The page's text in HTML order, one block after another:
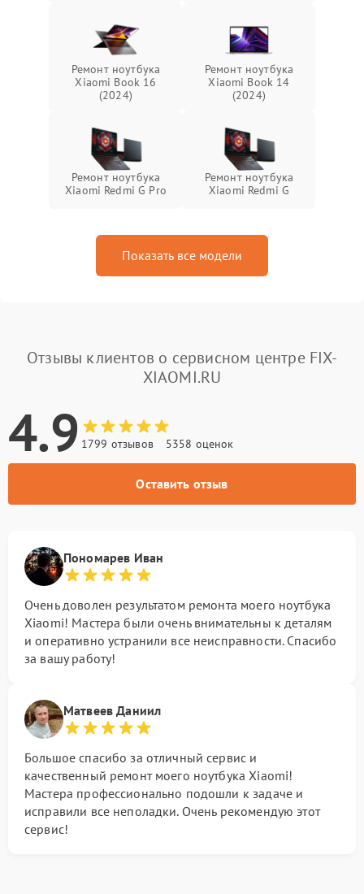
Ремонт ноутбука
Xiaomi Book 16
(2024)
Ремонт ноутбука
Xiaomi Book 14
(2024)
Ремонт ноутбука
Xiaomi Redmi G Pro
Ремонт ноутбука
Xiaomi Redmi G
Показать все модели
Отзывы клиентов о сервисном центре FIX-
XIAOMI.RU
4.9 1799 отзывов 5358 оценок
Оставить отзыв
Пономарев Иван
Очень доволен результатом ремонта моего ноутбука
Xiaomi! Мастера были очень внимательны к деталям
и оперативно устранили все неисправности. Спасибо
за вашу работу!
Матвеев Даниил
Большое спасибо за отличный сервис и
качественный ремонт моего ноутбука Xiaomi!
Мастера профессионально подошли к задаче и
исправили все неполадки. Очень рекомендую этот
сервис!